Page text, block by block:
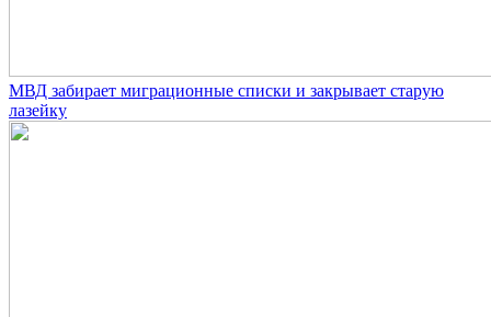
МВД забирает миграционные списки и закрывает старую
лазейку